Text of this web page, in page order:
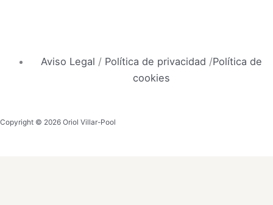
Aviso Legal / Política de privacidad /Política de
cookies
Copyright © 2026 Oriol Villar-Pool